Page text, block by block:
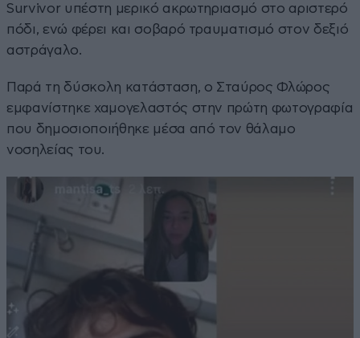
Survivor υπέστη μερικό ακρωτηριασμό στο αριστερό
πόδι, ενώ φέρει και σοβαρό τραυματισμό στον δεξιό
αστράγαλο.
Παρά τη δύσκολη κατάσταση, ο Σταύρος Φλώρος
εμφανίστηκε χαμογελαστός στην πρώτη φωτογραφία
που δημοσιοποιήθηκε μέσα από τον θάλαμο
νοσηλείας του.